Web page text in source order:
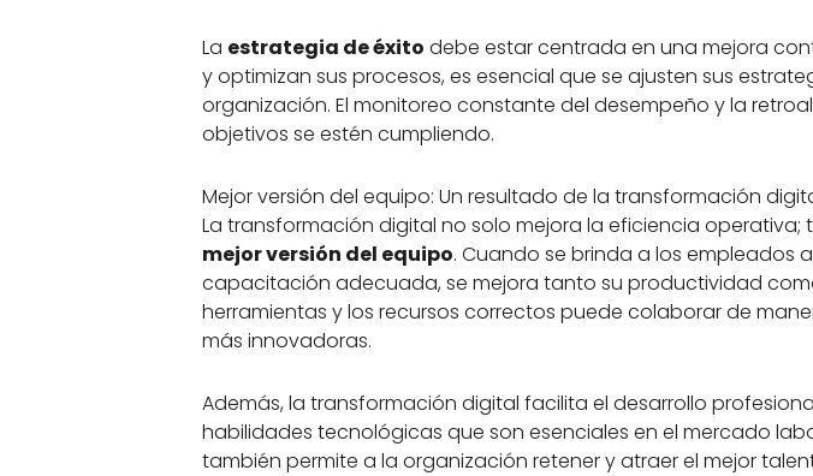
La estrategia de éxito debe estar centrada en una mejora
y optimizan sus procesos, es esencial que se ajusten sus
organización. El monitoreo constante del desempeño y la
objetivos se estén cumpliendo.
Mejor versión del equipo: Un resultado de la transformación
La transformación digital no solo mejora la eficiencia
mejor versión del equipo. Cuando se brinda a los empleados
capacitación adecuada, se mejora tanto su productividad
herramientas y los recursos correctos puede colaborar de
más innovadoras.
Además, la transformación digital facilita el desarrollo
habilidades tecnológicas que son esenciales en el mercado
también permite a la organización retener y atraer el mejor